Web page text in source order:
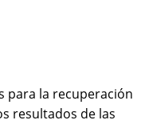
para la recuperación
resultados de las